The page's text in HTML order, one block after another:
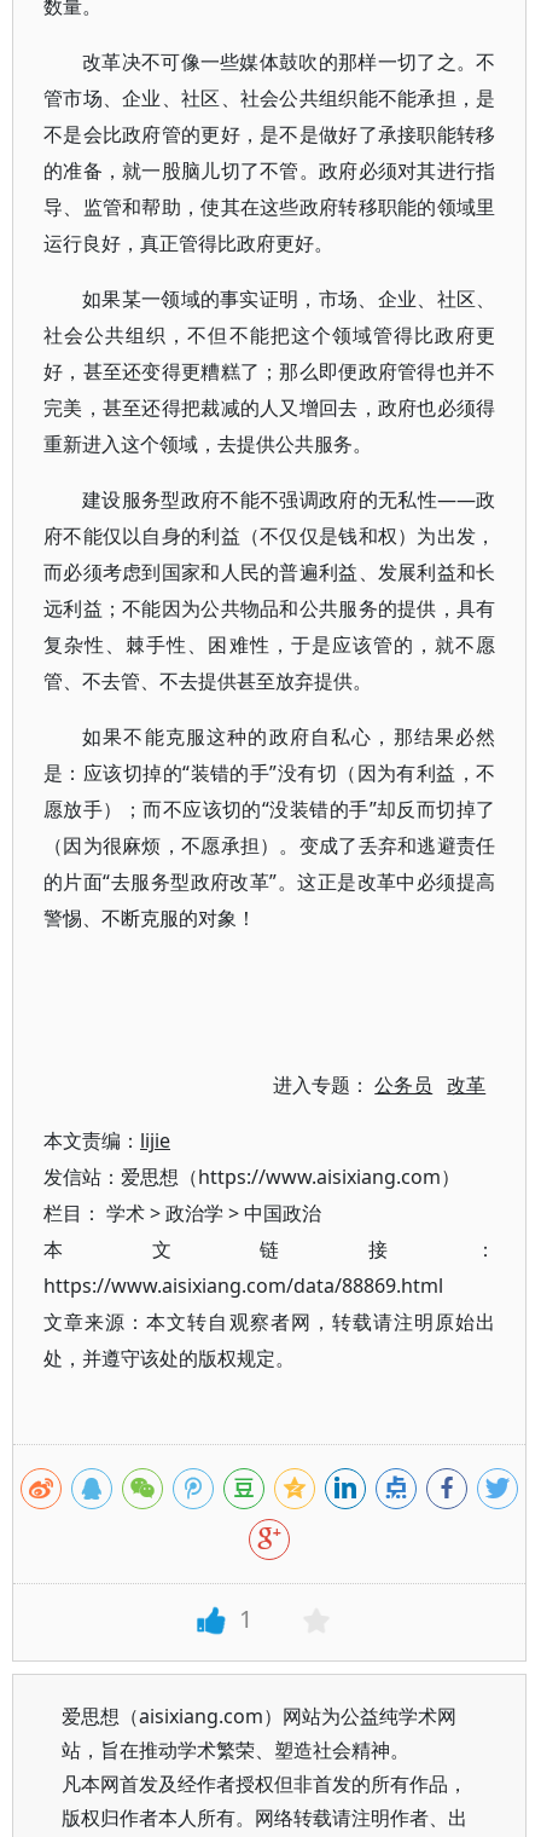
数量。
改革决不可像一些媒体鼓吹的那样一切了之。不
管市场、企业、社区、社会公共组织能不能承担，是
不是会比政府管的更好，是不是做好了承接职能转移
的准备，就一股脑儿切了不管。政府必须对其进行指
导、监管和帮助，使其在这些政府转移职能的领域里
运行良好，真正管得比政府更好。
如果某一领域的事实证明，市场、企业、社区、
社会公共组织，不但不能把这个领域管得比政府更
好，甚至还变得更糟糕了；那么即便政府管得也并不
完美，甚至还得把裁减的人又增回去，政府也必须得
重新进入这个领域，去提供公共服务。
建设服务型政府不能不强调政府的无私性——政
府不能仅以自身的利益（不仅仅是钱和权）为出发，
而必须考虑到国家和人民的普遍利益、发展利益和长
远利益；不能因为公共物品和公共服务的提供，具有
复杂性、棘手性、困难性，于是应该管的，就不愿
管、不去管、不去提供甚至放弃提供。
如果不能克服这种的政府自私心，那结果必然
是：应该切掉的“装错的手”没有切（因为有利益，不
愿放手）；而不应该切的“没装错的手”却反而切掉了
（因为很麻烦，不愿承担）。变成了丢弃和逃避责任
的片面“去服务型政府改革”。这正是改革中必须提高
警惕、不断克服的对象！
进入专题：公务员 改革
本文责编： lijie
发信站：爱思想（https://www.aisixiang.com）
栏目： 学术>政治学 >中国政治
本文链接：
https://www.aisixiang.com/data/88869.html
文章来源：本文转自观察者网，转载请注明原始出
处，并遵守该处的版权规定。
1
爱思想（aisixiang.com）网站为公益纯学术网
站，旨在推动学术繁荣、塑造社会精神。
凡本网首发及经作者授权但非首发的所有作品，
版权归作者本人所有。网络转载请注明作者、出